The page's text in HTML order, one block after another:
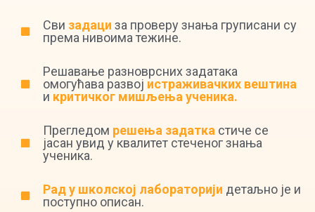
Сви задаци за проверу знања груписани су
према нивоима тежине.
Решавање разноврсних задатака
омогућава развој истраживачких вештина
и критичког мишљења ученика.
Прегледом решења задатка стиче се
јасан увид у квалитет стеченог знања
ученика.
Рад у школској лабораторији детаљно је и
поступно описан.